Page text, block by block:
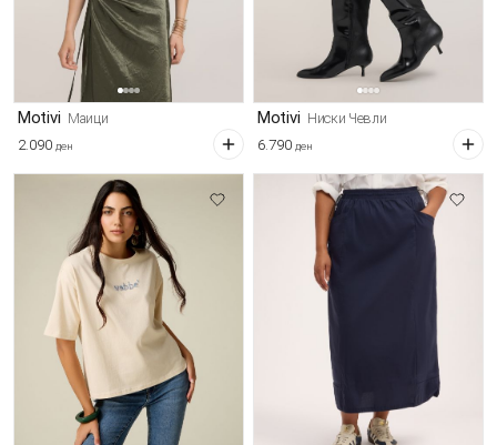
Motivi Маици
2.090 ден
Motivi Ниски Чевли
6.790 ден